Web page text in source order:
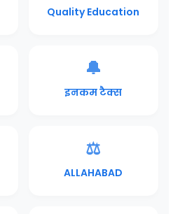
Quality Education
🔔
इनकम टैक्स
⚖️
ALLAHABAD